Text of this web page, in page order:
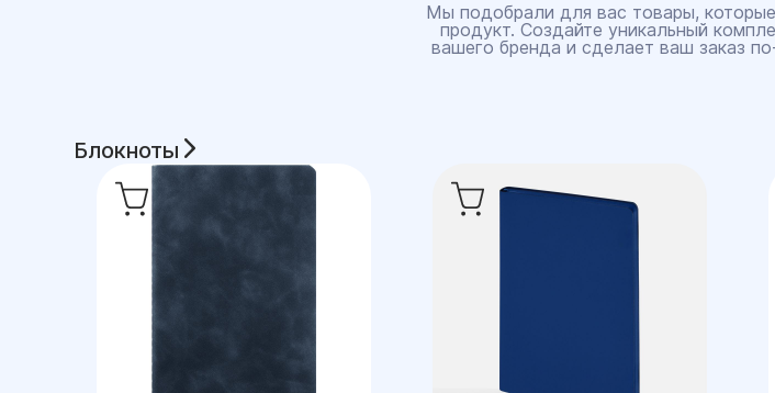
Мы подобрали для вас товары,
продукт. Создайте уникальный
вашего бренда и сделает ваш заказ
Блокноты